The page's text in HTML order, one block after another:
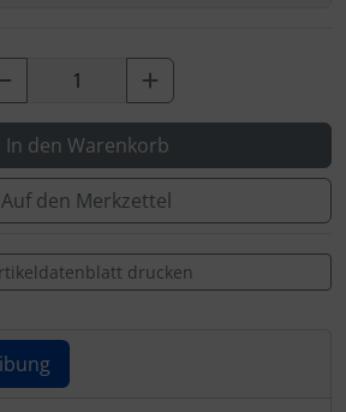
In den Warenkorb
Auf den Merkzettel
drucken